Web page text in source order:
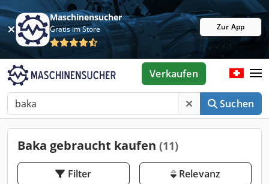
Maschinensucher
Gratis im Store Zur App
Suchen
Verkaufen
Baka gebraucht kaufen (11)
Filter Relevanz